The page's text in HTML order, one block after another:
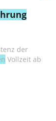
Vollzeit ab